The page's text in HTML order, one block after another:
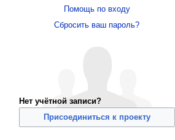
Помощь по входу
Сбросить ваш пароль?
Нет учётной записи?
Присоединиться к проекту